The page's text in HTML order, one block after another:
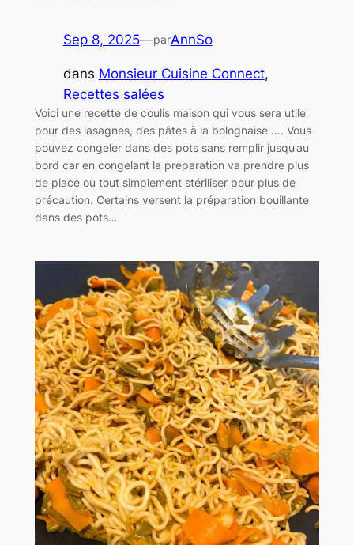
Sep 8, 2025—parAnnSo
dans Monsieur Cuisine Connect
Recettes salées
Voici une recette de coulis maison qui vous sera utile
pour des lasagnes, des pâtes à la bolognaise …. Vous
pouvez congeler dans des pots sans remplir jusqu’au
bord car en congelant la préparation va prendre plus
de place ou tout simplement stériliser pour plus de
précaution. Certains versent la préparation bouillante
dans des pots…